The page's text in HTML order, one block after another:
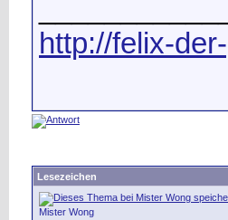
http://felix-
Lesezeichen
Mister Wong